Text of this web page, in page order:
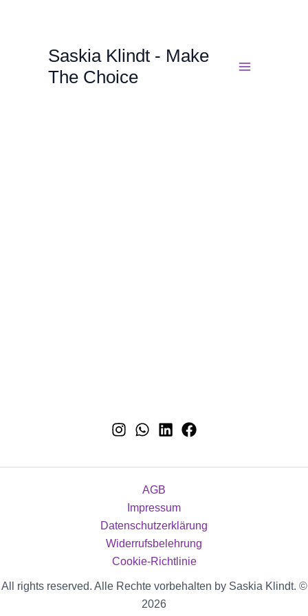
Saskia Klindt - Make
The Choice
AGB
Impressum
Datenschutzerklärung
Widerrufsbelehrung
Cookie-Richtlinie
All rights reserved. Alle Rechte vorbehalten by Saskia Klindt. ©
2026